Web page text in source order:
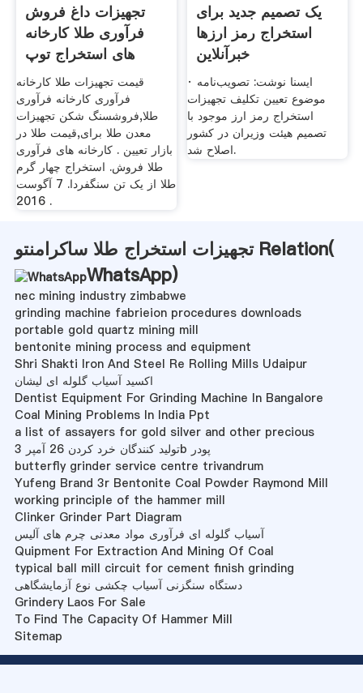
تجهیزات داغ فروش
فرآوری طلا کارخانه
های استخراج توپ
معدن
قیمت تجهیزات طلا کارخانه
فرآوری کارخانه فرآوری
طلا,فروشسنگ شکن تجهیزات
معدن طلا برای,قیمت طلا در
بازار تعیین . کارخانه های فرآوری
طلا فروش. استخراج چهار گرم
طلا از یک تن سنگفردا. 7 آگوست
2016 .
یک تصمیم جدید برای
استخراج رمز ارزها
خبرآنلاین
· ایسنا نوشت: تصویب‌نامه
موضوع تعیین تکلیف تجهیزات
استخراج رمز ارز موجود با
تصمیم هیئت وزیران در کشور
اصلاح شد.
تجهیزات استخراج طلا ساکرامنتو Relation(
WhatsApp)
nec mining industry zimbabwe
grinding machine fabrieion procedures downloads
portable gold quartz mining mill
bentonite mining process and equipment
Shri Shakti Iron And Steel Re Rolling Mills Udaipur
اکسید آسیاب گلوله ای لیشان
Dentist Equipment For Grinding Machine In Bangalore
Coal Mining Problems In India Ppt
a list of assayers for gold silver and other precious
تولید کنندگان خرد کردن 26 آمپر 3b پودر
butterfly grinder service centre trivandrum
Yufeng Brand 3r Bentonite Coal Powder Raymond Mill
working principle of the hammer mill
Clinker Grinder Part Diagram
آسیاب گلوله ای فرآوری مواد معدنی چرم های آلیس
Quipment For Extraction And Mining Of Coal
typical ball mill circuit for cement finish grinding
دستگاه سنگزنی آسیاب چکشی نوع آزمایشگاهی
Grindery Laos For Sale
To Find The Capacity Of Hammer Mill
Sitemap